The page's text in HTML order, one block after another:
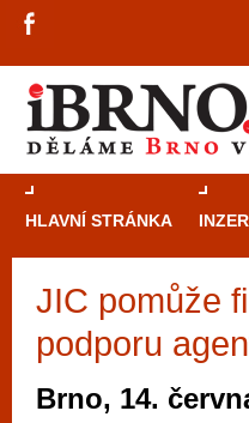
HLAVNÍ STRÁNKA
JIC pomůže
podporu
Brno, 14.